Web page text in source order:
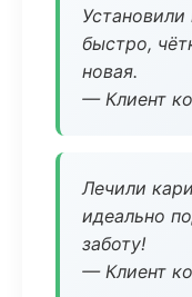
быстро,
новая.
— Клиент
Лечили
идеально
заботу!
— Клиент